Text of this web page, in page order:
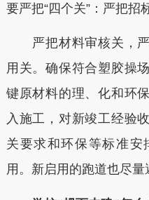
要严把“四个关”：严把招
严把材料审核关，严
用关。确保符合塑胶操
键原材料的理、化和环
入施工，对新竣工经验
关要求和环保等标准安
用。新启用的跑道也尽量